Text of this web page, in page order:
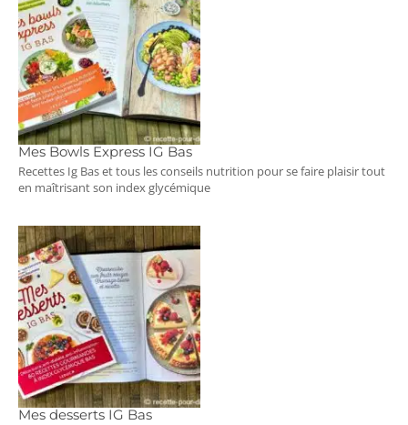
Mes Bowls Express IG Bas
Recettes Ig Bas et tous les conseils nutrition pour se faire plaisir tout
en maîtrisant son index glycémique
Mes desserts IG Bas